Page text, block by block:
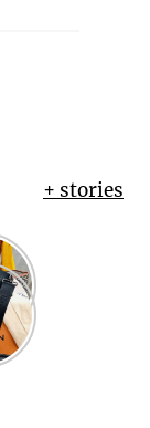
+ stories